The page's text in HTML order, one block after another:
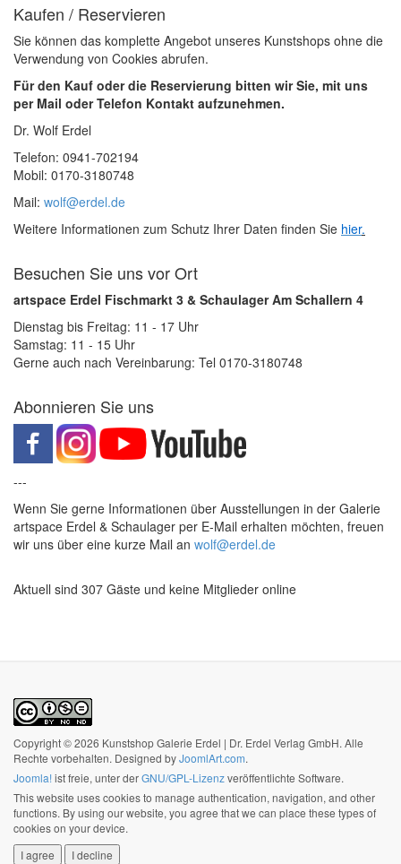
Kaufen / Reservieren
Sie können das komplette Angebot unseres Kunstshops ohne die
Verwendung von Cookies abrufen.
Für den Kauf oder die Reservierung bitten wir Sie, mit uns
per Mail oder Telefon Kontakt aufzunehmen.
Dr. Wolf Erdel
Telefon: 0941-702194
Mobil: 0170-3180748
Mail: wolf@erdel.de
Weitere Informationen zum Schutz Ihrer Daten finden Sie hier.
Besuchen Sie uns vor Ort
artspace Erdel Fischmarkt 3 & Schaulager Am Schallern 4
Dienstag bis Freitag: 11 - 17 Uhr
Samstag: 11 - 15 Uhr
Gerne auch nach Vereinbarung: Tel 0170-3180748
Abonnieren Sie uns
---
Wenn Sie gerne Informationen über Ausstellungen in der Galerie
artspace Erdel & Schaulager per E-Mail erhalten möchten, freuen
wir uns über eine kurze Mail an wolf@erdel.de
Aktuell sind 307 Gäste und keine Mitglieder online
Copyright © 2026 Kunstshop Galerie Erdel | Dr. Erdel Verlag GmbH. Alle
Rechte vorbehalten. Designed byJoomlArt.com.
Joomla!ist freie, unter derGNU/GPL-Lizenzveröffentlichte Software.
This website uses cookies to manage authentication, navigation, and other
functions. By using our website, you agree that we can place these types of
cookies on your device.
I agree
I decline